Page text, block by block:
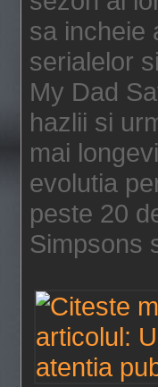
sa incheie
serialelor
My Dad
hazlii si
mai
evolutia
peste 20
Simpsons